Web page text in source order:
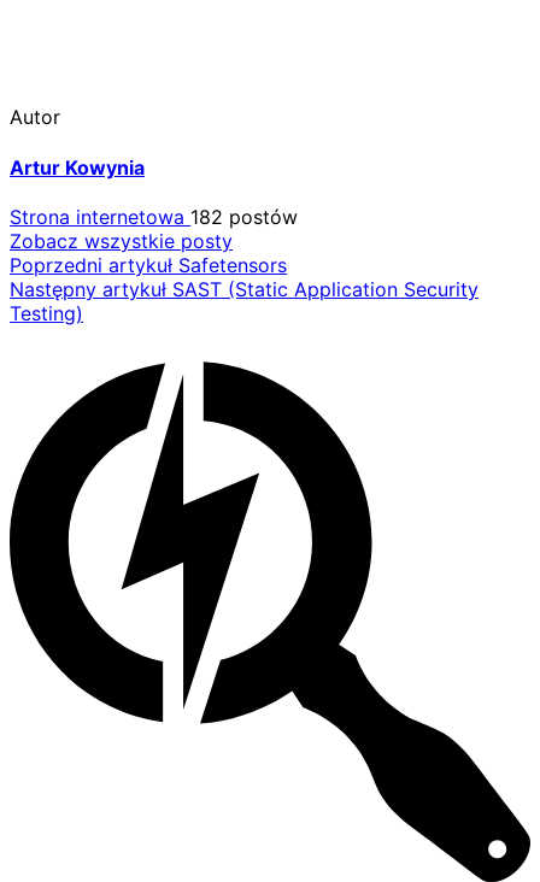
Autor
Artur Kowynia
Strona internetowa 182 postów
Zobacz wszystkie posty
Nawigacja
wpisu
Poprzedni artykuł Safetensors
Następny artykuł SAST (Static Application Security
Testing)